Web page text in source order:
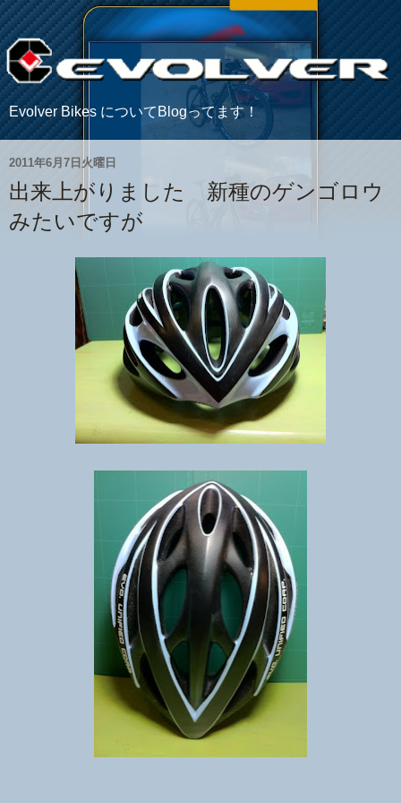
Evolver Bikes についてBlogってます！
2011年6月7日火曜日
出来上がりました 新種のゲンゴロウ
みたいですが